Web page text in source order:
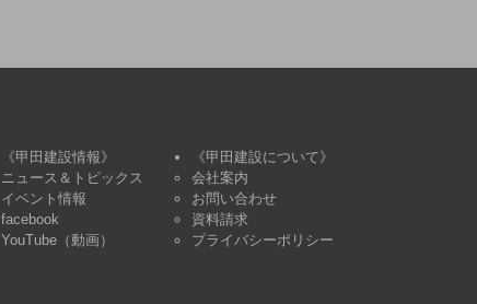
《甲田建設情報》
ニュース＆トピックス
イベント情報
facebook
YouTube（動画）
《甲田建設について》
会社案内
お問い合わせ
資料請求
プライバシーポリシー